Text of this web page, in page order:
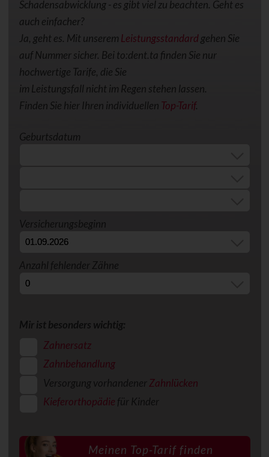
Schadensabwicklung - es gibt viel zu beachten. Geht es
auch einfacher?
Ja, geht es. Mit unserem Leistungsstandardgehen Sie
auf Nummer sicher. Bei to:dent.ta finden Sie nur
hochwertige Tarife, die Sie
im Leistungsfall nicht im Regen stehen lassen.
Finden Sie hier Ihren individuellen Top-Tarif.
Geburtsdatum
Versicherungsbeginn
Anzahl fehlender Zähne
Mir ist besonders wichtig:
Zahnersatz
Zahnbehandlung
Versorgung vorhandenerZahnlücken
Kieferorthopädie für Kinder